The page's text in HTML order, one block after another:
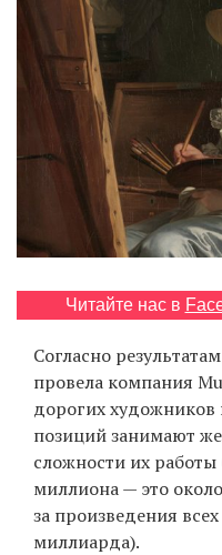
EN
UA
Читайте нас в
Согласно
провела компания
дорогих
позиций занимают
сложности их
миллиона — это
за произведения
миллиарда).